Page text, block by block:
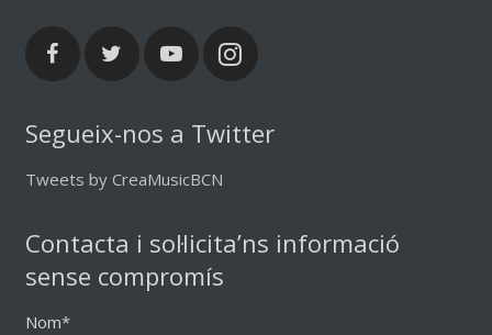
Segueix-nos a Twitter
Tweets by CreaMusicBCN
Contacta i sol·licita’ns informació
sense compromís
Nom*